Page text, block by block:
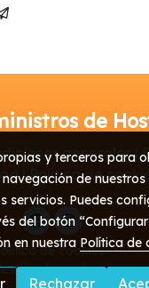
de
generales |
| Política de
de cookies
de cookies
y terceros para
de nuestros
servicios. Puedes
del botón
en nuestra Política de
Rechazar